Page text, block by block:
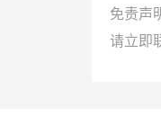
免责声
请立即